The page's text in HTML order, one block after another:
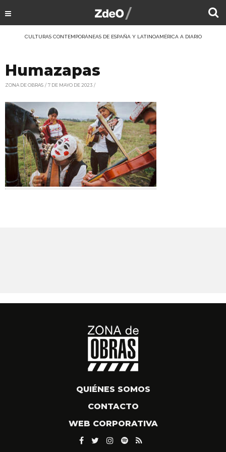
CULTURAS CONTEMPORÁNEAS DE ESPAÑA Y LATINOAMÉRICA A DIARIO
Humazapas
ZONA DE OBRAS 7 DE MAYO DE 2023
QUIÉNES SOMOS
CONTACTO
WEB CORPORATIVA